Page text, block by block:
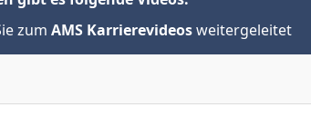
zum AMS Karrierevideosweitergeleitet